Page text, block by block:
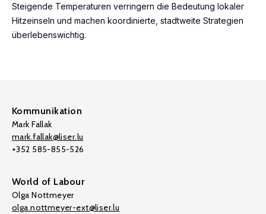
Steigende Temperaturen verringern die Bedeutung lokaler
Hitzeinseln und machen koordinierte, stadtweite Strategien
überlebenswichtig.
Kommunikation
Mark Fallak
mark.fallak@liser.lu
+352 585-855-526
World of Labour
Olga Nottmeyer
olga.nottmeyer-ext@liser.lu